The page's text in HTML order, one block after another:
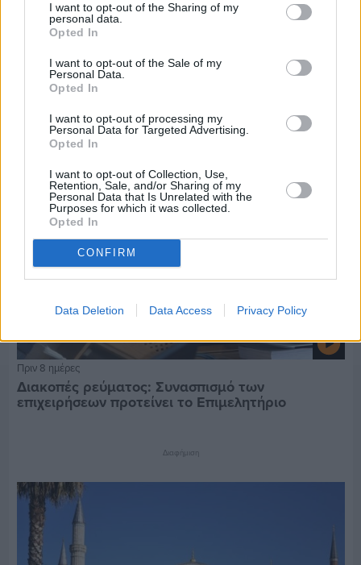
I want to opt-out of the Sharing of my
personal data.
Opted In
I want to opt-out of the Sale of my
Personal Data.
Opted In
I want to opt-out of processing my
Personal Data for Targeted Advertising.
Opted In
I want to opt-out of Collection, Use,
Retention, Sale, and/or Sharing of my
Personal Data that Is Unrelated with the
Purposes for which it was collected.
Opted In
CONFIRM
Data Deletion Data Access Privacy Policy
Εργασίες ασφαλτόστρωσης σε τρεις οδούς του
Βαρβασίου
Πριν 8 ημέρες
Διακοπές ρεύματος: Συνασπισμό των
επιχειρήσεων προτείνει το Επιμελητήριο
Διαφήμιση